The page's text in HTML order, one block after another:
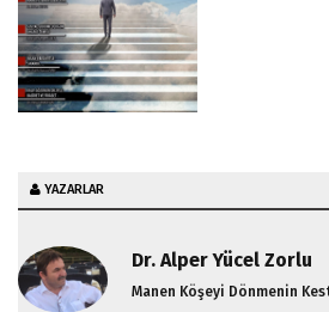
YAZARLAR
Dr. Alper Yücel Zorlu
Manen Köşeyi Dönmenin